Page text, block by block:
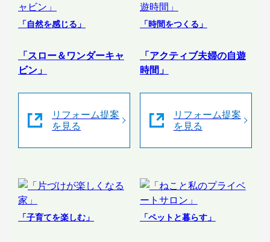
「自然を感じる」
「スロー＆ワンダーキャ
ビン」
リフォーム提案
を見る
「時間をつくる」
「アクティブ夫婦の自遊
時間」
リフォーム提案
を見る
「子育てを楽しむ」 「ペットと暮らす」